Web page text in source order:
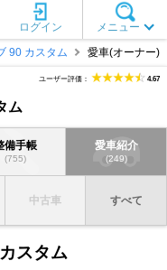
メニュー
ログイン
90 カスタム 愛車(オーナー)
ム
ユーザー評価： 4.67
備手帳
(755)
愛車紹介
(249)
中古車 すべて
スタム